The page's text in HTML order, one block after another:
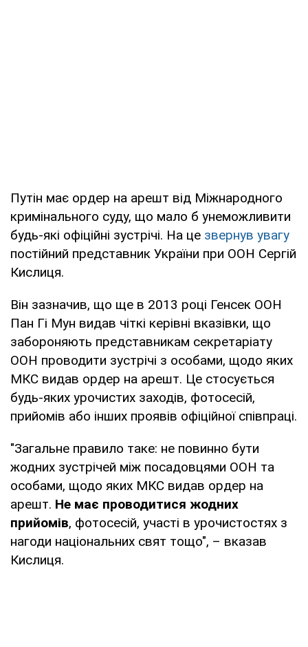
Путін має ордер на арешт від Міжнародного
кримінального суду, що мало б унеможливити
будь-які офіційні зустрічі. На це звернув увагу
постійний представник України при ООН Сергій
Кислиця.
Він зазначив, що ще в 2013 році Генсек ООН
Пан Гі Мун видав чіткі керівні вказівки, що
забороняють представникам секретаріату
ООН проводити зустрічі з особами, щодо яких
МКС видав ордер на арешт. Це стосується
будь-яких урочистих заходів, фотосесій,
прийомів або інших проявів офіційної співпраці.
"Загальне правило таке: не повинно бути
жодних зустрічей між посадовцями ООН та
особами, щодо яких МКС видав ордер на
арешт. Не має проводитися жодних
прийомів, фотосесій, участі в урочистостях з
нагоди національних свят тощо", – вказав
Кислиця.